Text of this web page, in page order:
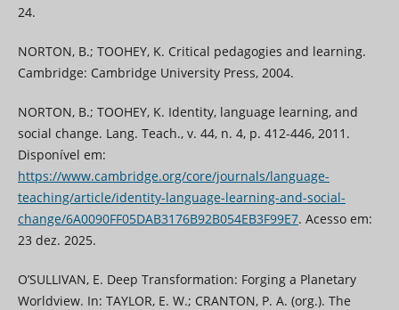
24.
NORTON, B.; TOOHEY, K. Critical pedagogies and learning.
Cambridge: Cambridge University Press, 2004.
NORTON, B.; TOOHEY, K. Identity, language learning, and
social change. Lang. Teach., v. 44, n. 4, p. 412-446, 2011.
Disponível em:
https://www.cambridge.org/core/journals/language-
teaching/article/identity-language-learning-and-social-
change/6A0090FF05DAB3176B92B054EB3F99E7. Acesso em:
23 dez. 2025.
O’SULLIVAN, E. Deep Transformation: Forging a Planetary
Worldview. In: TAYLOR, E. W.; CRANTON, P. A. (org.). The